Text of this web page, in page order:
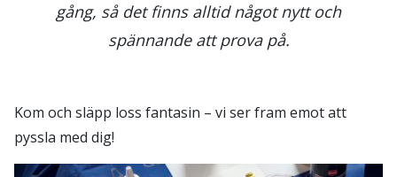
gång, så det finns alltid något nytt och
spännande att prova på.
Kom och släpp loss fantasin – vi ser fram emot att
pyssla med dig!